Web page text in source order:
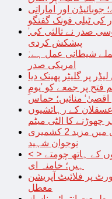
اور اماراتی
کی ٹیلی فونک گفتگو
’آزاد ریاست فلسطینیوں کا حق ہے‘؛ روسی صدر نے ثالثی کی
پیشکش کردی
شیطانی عمل ہے:
امریکی صدر
پر گلیٹر پھینک دیا
فتح پر جمعے کو ’یومِ
منائیں؛ حماس
کے رہائشیوں
چھوڑنے کا الٹی میٹم
بھارتی فوج کی ریاستی دہشت گردی میں مزید 2 کشمیری
نوجوان شہید
< > صیہونی حکومت پر حملہ کرنے والوں کے ہاتھ چومتے
ہیں؛ خامنہ ای
پر فلائیٹ آپریشن
معطل